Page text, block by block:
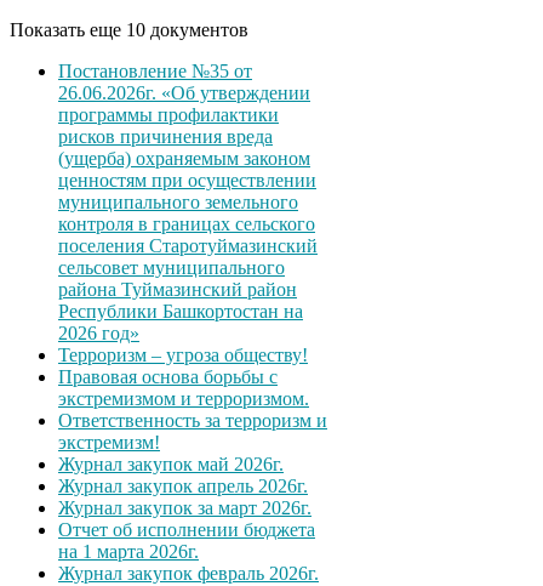
Показать еще 10 документов
Постановление №35 от
26.06.2026г. «Об утверждении
программы профилактики
рисков причинения вреда
(ущерба) охраняемым законом
ценностям при осуществлении
муниципального земельного
контроля в границах сельского
поселения Старотуймазинский
сельсовет муниципального
района Туймазинский район
Республики Башкортостан на
2026 год»
Терроризм – угроза обществу!
Правовая основа борьбы с
экстремизмом и терроризмом.
Ответственность за терроризм и
экстремизм!
Журнал закупок май 2026г.
Журнал закупок апрель 2026г.
Журнал закупок за март 2026г.
Отчет об исполнении бюджета
на 1 марта 2026г.
Журнал закупок февраль 2026г.